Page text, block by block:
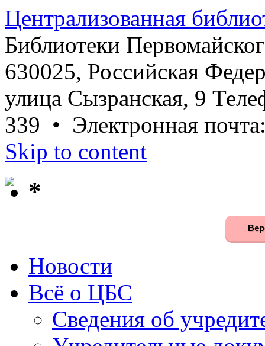
Централизованная
Библиотеки
630025, Российская
улица Сызранская, 9
339 • Электронная
Skip to content
*
Новости
Всё о ЦБС
Сведения об